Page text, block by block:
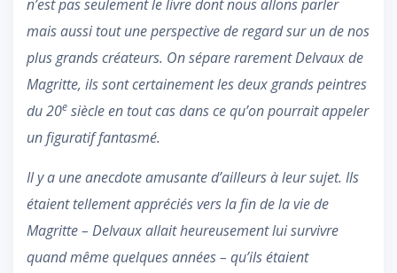
n’est pas seulement le livre dont nous allons parler
mais aussi tout une perspective de regard sur un de nos
plus grands créateurs. On sépare rarement Delvaux de
Magritte, ils sont certainement les deux grands peintres
du 20e siècle en tout cas dans ce qu’on pourrait appeler
un figuratif fantasmé.
Il y a une anecdote amusante d’ailleurs à leur sujet. Ils
étaient tellement appréciés vers la fin de la vie de
Magritte – Delvaux allait heureusement lui survivre
quand même quelques années – qu’ils étaient